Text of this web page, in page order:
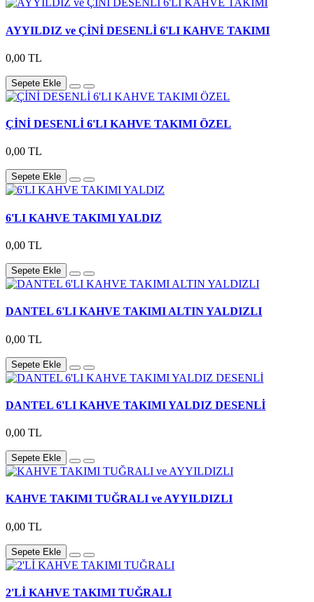
AYYILDIZ ve ÇİNİ DESENLİ 6'LI KAHVE TAKIMI
0,00 TL
Sepete Ekle
ÇİNİ DESENLİ 6'LI KAHVE TAKIMI ÖZEL
0,00 TL
Sepete Ekle
6'LI KAHVE TAKIMI YALDIZ
0,00 TL
Sepete Ekle
DANTEL 6'LI KAHVE TAKIMI ALTIN YALDIZLI
0,00 TL
Sepete Ekle
DANTEL 6'LI KAHVE TAKIMI YALDIZ DESENLİ
0,00 TL
Sepete Ekle
KAHVE TAKIMI TUĞRALI ve AYYILDIZLI
0,00 TL
Sepete Ekle
2'Lİ KAHVE TAKIMI TUĞRALI